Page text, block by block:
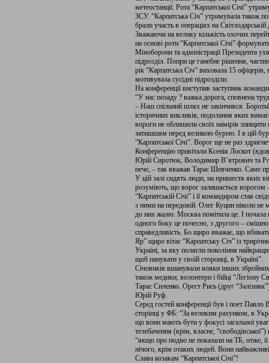
метеостанції. Рота “Карпатської Січі”
ЗСУ. “Карпатська Січ” утримувала також
брали участь в операціях на
Зважаючи на велику кількість охочих
на основі роти “Карпатської Січі”
Міноборони та адміністрації Президента
підрозділ. Попри це ганебне рішення,
рік “Карпатська Січ” виховала 15
мотивувала сусідні підрозділи.
На конференції виступив заступник
“У нас позаду ? важка дорога, сповнена
– Наш спільний шлях не закінчився.
історичних викликів, подолання яких
вороги не облишили своїх намірів
затишшям перед великою бурею. І в цій
“Карпатської Січі”. Ворог ще не раз
Конференцію привітали Ксенія Лоскот
Юрій Сиротюк, Володимир В’ятрович та
пече, – так вважав Тарас Шевченко. Саме
У цій залі сидять люди, на пришестя яких
розуміють, що ворог залишається
“Карпатській Січі” і її командиром став
з ними на передовій. Олег Куцин ніколи не
до них жалю. Москва помітила це. І почала
одного боку це почесно, з другого –
справедливість. Бо щиро вважає, що
Яр” щиро вітає “Карпатську Січ” із
Україні, за яку полягли покоління
щоб панувати у своїй сторонці, в Україні”.
Січовиків вшанували вояки інших
також медики, волонтери і бійці “Легіону
Тарас Силенко. Орест Рись (друг
Юрій Руф.
Серед гостей конференції був і поет
сторінці у ФБ: “За великим рахунком, в
що вони мають бути у фокусі загальної
телебачення (крім, власне,
“якщо про подію не показали на ТБ, отже,
нічого, крім отаких людей. Вони
Слава козакам “Карпатської Січі”!